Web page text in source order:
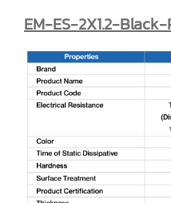
EM-ES-2X1.2-